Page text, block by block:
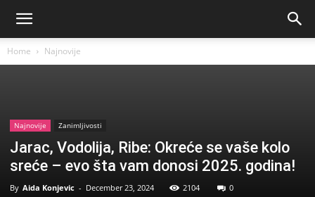
Home Najnovije
Najnovije Zanimljivosti
Jarac, Vodolija, Ribe: Okreće se vaše kolo
sreće – evo šta vam donosi 2025. godina!
By Aida Konjevic - December 23, 2024 2104 0